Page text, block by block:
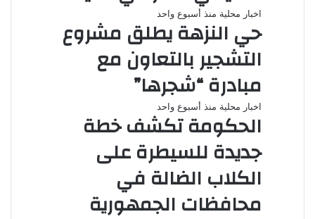
اخبار محلية منذ أسبوع واحد
حي النزهة يطلق مشروع
التشجير بالتعاون مع
مبادرة “شجرها”
اخبار محلية منذ أسبوع واحد
الحكومة تكشف خطة
جديدة للسيطرة على
الكلاب الضالة في
محافظات الجمهورية